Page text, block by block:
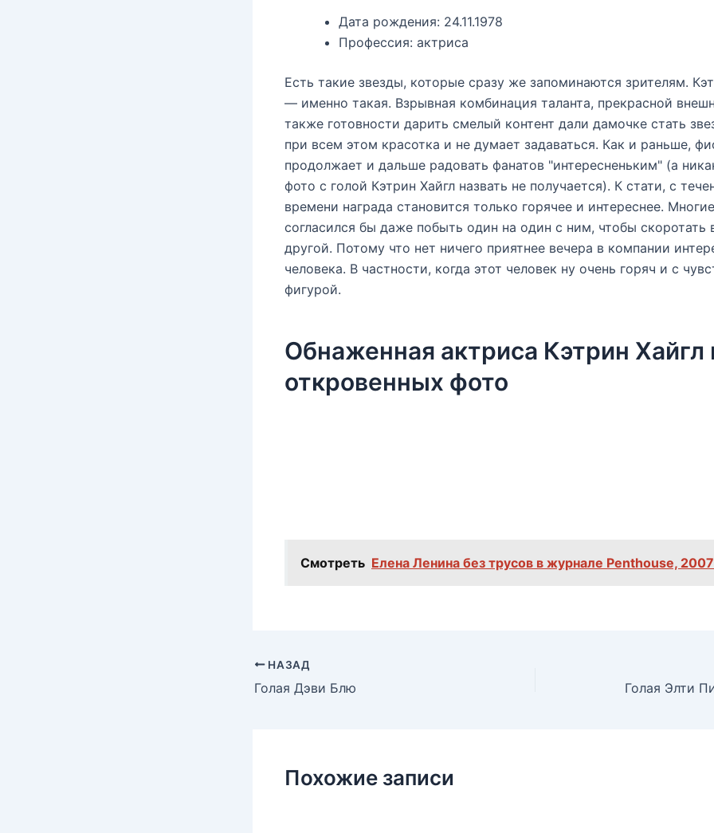
Дата рождения: 24.11.1978
Профессия: актриса
Есть такие звезды, которые сразу же запоминаются зрителям.
— именно такая. Взрывная комбинация таланта, прекрасной
также готовности дарить смелый контент дали дамочке стать
при всем этом красотка и не думает задаваться. Как и раньше,
продолжает и дальше радовать фанатов "интересненьким" (а
фото с голой Кэтрин Хайгл назвать не получается). К стати, с
времени награда становится только горячее и интереснее. Многие
согласился бы даже побыть один на один с ним, чтобы скоротать
другой. Потому что нет ничего приятнее вечера в компании
человека. В частности, когда этот человек ну очень горяч и с
фигурой.
Обнаженная актриса Кэтрин Хайгл
откровенных фото
Смотреть Елена Ленина без трусов в журнале Penthouse, 2007
НАЗАД
Голая Дэви Блю Голая Элти
Похожие записи